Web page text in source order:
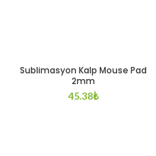
Sublimasyon Kalp Mouse Pad
2mm
45.38₺